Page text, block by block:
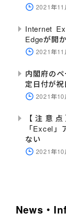
2021年11
Internet
Edgeが開
2021年11
内閣府の
定日付が
2021年10
【注意
「Excel
ない
2021年10
News・